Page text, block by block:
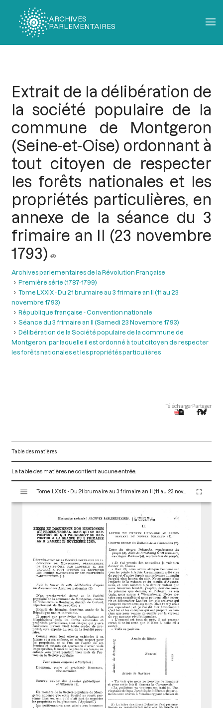
ARCHIVES
PARLEMENTAIRES
Extrait de la délibération de
la société populaire de la
commune de Montgeron
(Seine-et-Oise) ordonnant à
tout citoyen de respecter
les forêts nationales et les
propriétés particulières, en
annexe de la séance du 3
frimaire an II (23 novembre
1793)
Archives parlementaires de la Révolution Française
Première série (1787-1799)
Tome LXXIX - Du 21 brumaire au 3 frimaire an II (11 au 23
novembre 1793)
République française - Convention nationale
Séance du 3 frimaire an II (Samedi 23 Novembre 1793)
Délibération de la Société populaire de la commune de
Montgeron, par laquelle il est ordonné à tout citoyen de respecter
les forêts nationales et les propriétés particulières
TéléchargerPartager
Table des matières
La table des matières ne contient aucune entrée.
s
Tome LXXIX - Du 21 brumaire au 3 frimaire an II (11 au 23 novembre 1793)